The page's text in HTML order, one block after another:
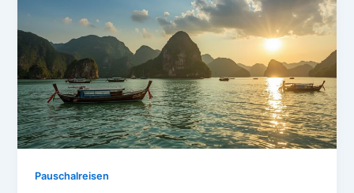
Pauschalreisen